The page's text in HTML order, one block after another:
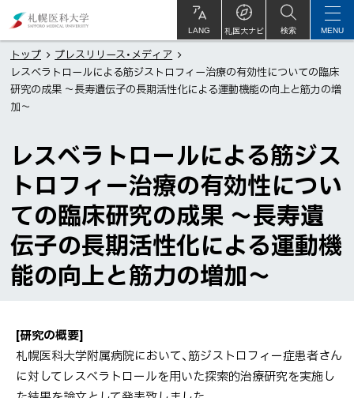
文
へ
ニ
医
科
大
LANG 札医大ナビ
サ
イ
検索 MENU
トップ
プレスリリース・メディア
レスベラトロールによる筋ジストロフィー治療の有効性についての臨床
研究の成果 ～長寿遺伝子の長期活性化による運動機能の向上と筋力の増
加～
レスベラトロールによる筋ジス
トロフィー治療の有効性につい
ての臨床研究の成果 ～長寿遺
伝子の長期活性化による運動機
能の向上と筋力の増加～
[研究の概要]
札幌医科大学附属病院において、筋ジストロフィー症患者さん
に対してレスベラトロールを用いた探索的治療研究を実施し